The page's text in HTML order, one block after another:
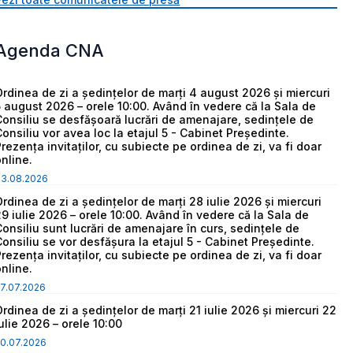
CNA
de zi a ședințelor de marți 4 august 2026 și miercuri
august 2026 – orele 10:00. Având în vedere că la Sala de
se desfășoară lucrări de amenajare, sedințele de
vor avea loc la etajul 5 - Cabinet Președinte.
invitaților, cu subiecte pe ordinea de zi, va fi doar
de zi a ședințelor de marți 28 iulie 2026 și miercuri
iulie 2026 – orele 10:00. Având în vedere că la Sala de
sunt lucrări de amenajare în curs, sedințele de
se vor desfășura la etajul 5 - Cabinet Președinte.
invitaților, cu subiecte pe ordinea de zi, va fi doar
de zi a ședințelor de marți 21 iulie 2026 și miercuri 22
2026 – orele 10:00